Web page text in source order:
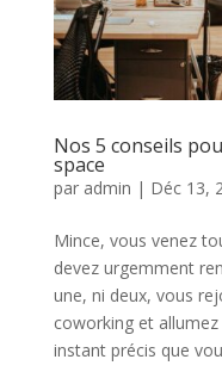
Nos 5 conseils
space
par admin | Déc 13,
Mince, vous venez
devez urgemment
une, ni deux, vous
coworking et
instant précis que